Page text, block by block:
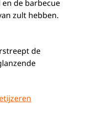
de barbecue
zult hebben.
de